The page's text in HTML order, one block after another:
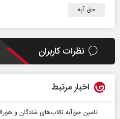
حق آبه
نظرات کاربران
اخبار مرتبط
تامین حق‌آبه تالاب‌های شادگان و